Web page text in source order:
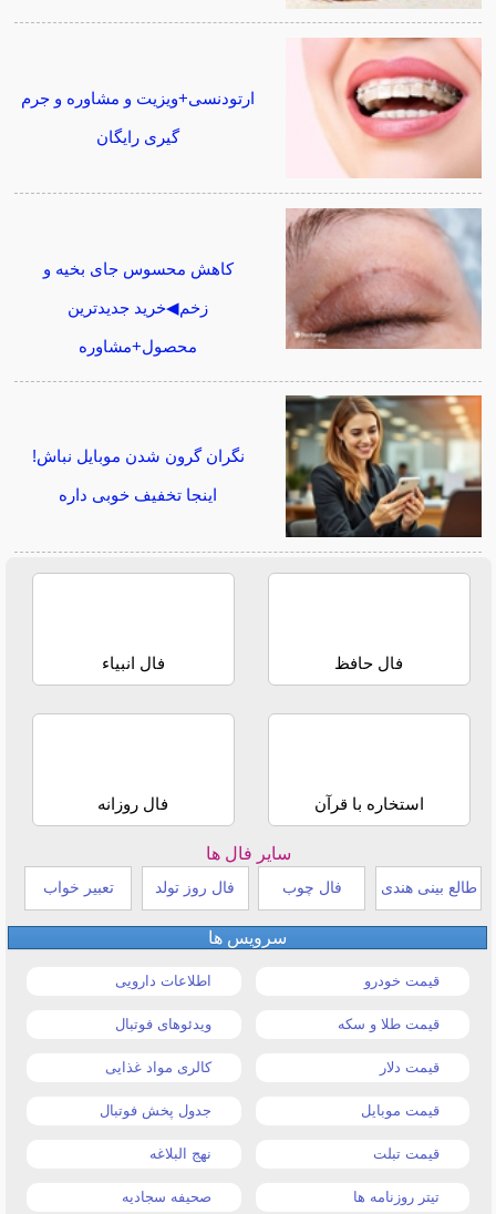
ارتودنسی+ویزیت و مشاوره و جرم
گیری رایگان
کاهش محسوس جای بخیه و
زخم◀خرید جدیدترین
محصول+مشاوره
نگران گرون شدن موبایل نباش!
اینجا تخفیف خوبی داره
فال حافظ فال انبیاء
استخاره با قرآن فال روزانه
سایر فال ها
طالع بینی هندی فال چوب فال روز تولد تعبیر خواب
سرویس ها
قیمت خودرو اطلاعات دارویی
قیمت طلا و سکه ویدئوهای فوتبال
قیمت دلار کالری مواد غذایی
قیمت موبایل جدول پخش فوتبال
قیمت تبلت نهج البلاغه
تیتر روزنامه ها صحیفه سجادیه